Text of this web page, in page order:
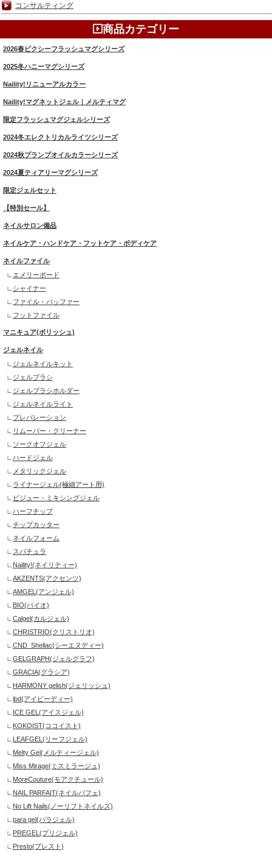
コンサルティング
商品カテゴリー
2026春ピクシーフラッシュマグシリーズ
2025冬ハニーマグシリーズ
Naility!リニューアルカラー
Naility!マグネットジェル｜メルティマグ
限定フラッシュマグジェルシリーズ
2024冬エレクトリカルライツシリーズ
2024秋プランプオイルカラーシリーズ
2024夏ティアリーマグシリーズ
限定ジェルセット
【特別セール】
ネイルサロン備品
ネイルケア・ハンドケア・フットケア・ボディケア
ネイルファイル
エメリーボード
シャイナー
ファイル・バッファー
フットファイル
マニキュア(ポリッシュ)
ジェルネイル
ジェルネイルキット
ジェルブラシ
ジェルブラシホルダー
ジェルネイルライト
プレパレーション
リムーバー・クリーナー
ソークオフジェル
ハードジェル
メタリックジェル
ライナージェル(極細アート用)
ビジュー・ミキシングジェル
ハーフチップ
チップカッター
ネイルフォーム
スパチュラ
Naility!(ネイリティー)
AKZENTS(アクセンツ)
AMGEL(アンジェル)
BIO(バイオ)
Calgel(カルジェル)
CHRISTRIO(クリストリオ)
CND_Shellac(シーエヌディー)
GELGRAPH(ジェルグラフ)
GRACIA(グラシア)
HARMONY gelish(ジェリッシュ)
ibd(アイビーディー)
ICE GEL(アイスジェル)
KOKOIST(ココイスト)
LEAFGEL(リーフジェル)
Melty Gel(メルティージェル)
Miss Mirage(ミスミラージュ)
MoreCouture(モアクチュール)
NAIL PARFAIT(ネイルパフェ)
No Lift Nails(ノーリフトネイルズ)
para gel(パラジェル)
PREGEL(プリジェル)
Presto(プレスト)